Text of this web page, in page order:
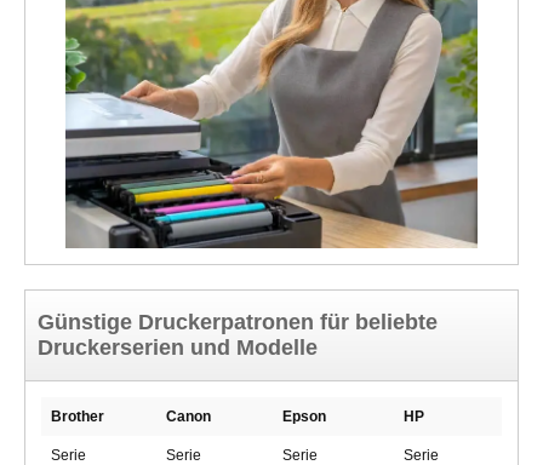
Günstige Druckerpatronen für beliebte
Druckerserien und Modelle
Brother Canon Epson HP
Serie Serie Serie Serie